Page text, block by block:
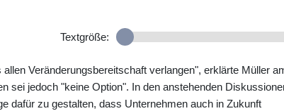
Textgröße:
Veränderungsbereitschaft verlangen", erklärte Müller
sei jedoch "keine Option". In den anstehenden
dafür zu gestalten, dass Unternehmen auch in Zukunft